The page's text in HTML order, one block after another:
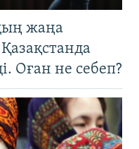
жаңа
Оған не себеп?